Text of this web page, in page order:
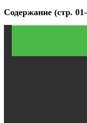
Содержание (стр.